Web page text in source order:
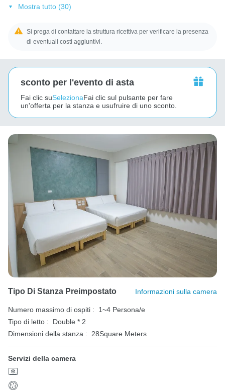
Mostra tutto (30)
Si prega di contattare la struttura ricettiva per verificare la presenza
di eventuali costi aggiuntivi.
sconto per l'evento di asta
Fai clic suSelezionaFai clic sul pulsante per fare
un'offerta per la stanza e usufruire di uno sconto.
Tipo Di Stanza Preimpostato Informazioni sulla camera
Numero massimo di ospiti :
1~4 Persona/e
Tipo di letto :
Double * 2
Dimensioni della stanza :
28Square Meters
Servizi della camera